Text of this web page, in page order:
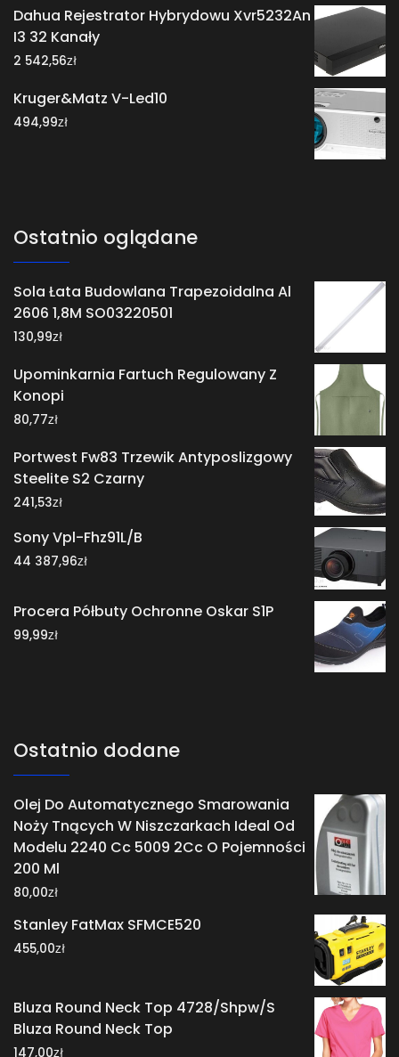
Dahua Rejestrator Hybrydowu Xvr5232An
I3 32 Kanały
2 542,56zł
Kruger&Matz V-Led10
494,99zł
Ostatnio oglądane
Sola Łata Budowlana Trapezoidalna Al
2606 1,8M SO03220501
130,99zł
Upominkarnia Fartuch Regulowany Z
Konopi
80,77zł
Portwest Fw83 Trzewik Antyposlizgowy
Steelite S2 Czarny
241,53zł
Sony Vpl-Fhz91L/B
44 387,96zł
Procera Półbuty Ochronne Oskar S1P
99,99zł
Ostatnio dodane
Olej Do Automatycznego Smarowania
Noży Tnących W Niszczarkach Ideal Od
Modelu 2240 Cc 5009 2Cc O Pojemności
200 Ml
80,00zł
Stanley FatMax SFMCE520
455,00zł
Bluza Round Neck Top 4728/Shpw/S
Bluza Round Neck Top
147,00zł